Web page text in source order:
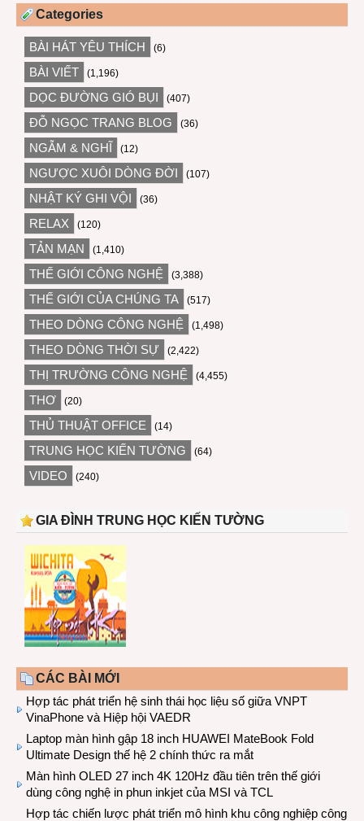
Categories
BÀI HÁT YÊU THÍCH (6)
BÀI VIẾT (1,196)
DỌC ĐƯỜNG GIÓ BỤI (407)
ĐỖ NGỌC TRANG BLOG (36)
NGẪM & NGHĨ (12)
NGƯỢC XUÔI DÒNG ĐỜI (107)
NHẬT KÝ GHI VỘI (36)
RELAX (120)
TẢN MẠN (1,410)
THẾ GIỚI CÔNG NGHỆ (3,388)
THẾ GIỚI CỦA CHÚNG TA (517)
THEO DÒNG CÔNG NGHỆ (1,498)
THEO DÒNG THỜI SỰ (2,422)
THỊ TRƯỜNG CÔNG NGHỆ (4,455)
THƠ (20)
THỦ THUẬT OFFICE (14)
TRUNG HỌC KIẾN TƯỜNG (64)
VIDEO (240)
GIA ĐÌNH TRUNG HỌC KIẾN TƯỜNG
CÁC BÀI MỚI
Hợp tác phát triển hệ sinh thái học liệu số giữa VNPT
VinaPhone và Hiệp hội VAEDR
Laptop màn hình gập 18 inch HUAWEI MateBook Fold
Ultimate Design thế hệ 2 chính thức ra mắt
Màn hình OLED 27 inch 4K 120Hz đầu tiên trên thế giới
dùng công nghệ in phun inkjet của MSI và TCL
Hợp tác chiến lược phát triển mô hình khu công nghiệp công